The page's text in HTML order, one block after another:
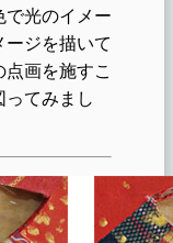
で光のイメー
ジを描いて
画を施すこ
ってみまし